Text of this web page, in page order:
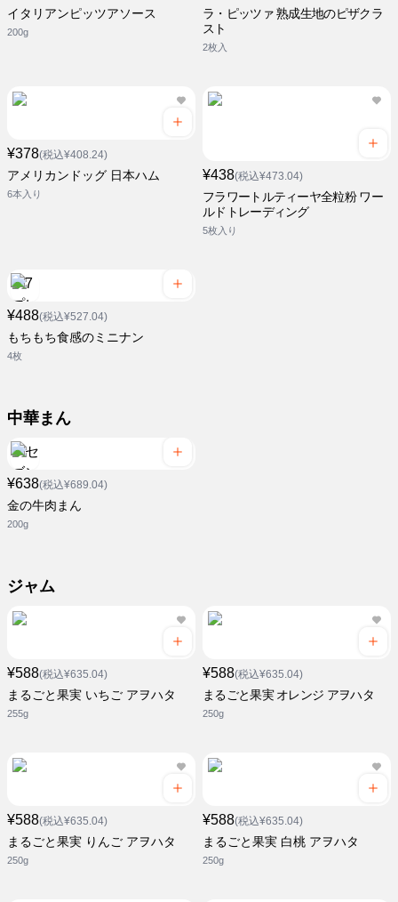
イタリアンピッツアソース
200g
ラ・ピッツァ 熟成生地のピザクラ
スト
2枚入
¥378(税込¥408.24)
アメリカンドッグ 日本ハム
6本入り
¥438(税込¥473.04)
フラワートルティーヤ全粒粉 ワー
ルドトレーディング
5枚入り
¥488(税込¥527.04)
もちもち食感のミニナン
4枚
中華まん
¥638(税込¥689.04)
金の牛肉まん
200g
ジャム
¥588(税込¥635.04)
まるごと果実 いちご アヲハタ
255g
¥588(税込¥635.04)
まるごと果実 オレンジ アヲハタ
250g
¥588(税込¥635.04)
まるごと果実 りんご アヲハタ
250g
¥588(税込¥635.04)
まるごと果実 白桃 アヲハタ
250g